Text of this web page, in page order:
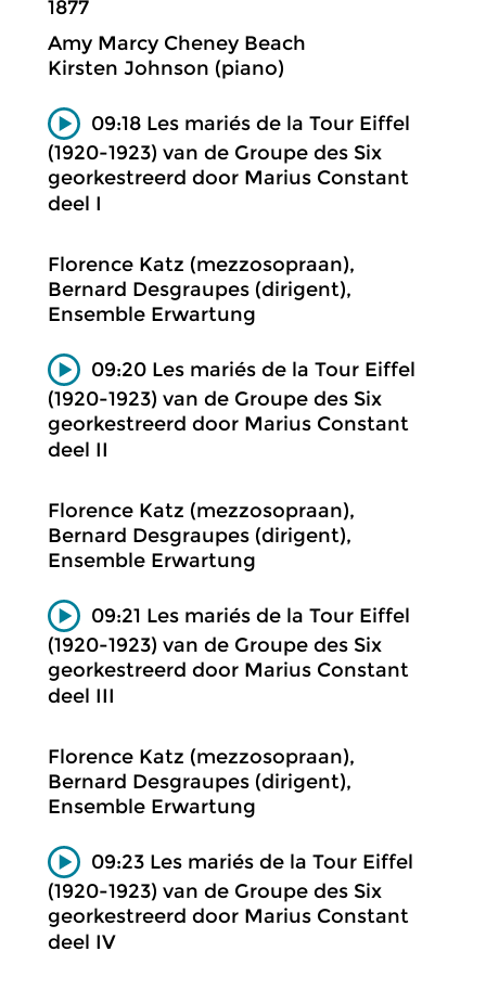
1877
Amy Marcy Cheney Beach
Kirsten Johnson (piano)
09:18 Les mariés de la Tour Eiffel
(1920-1923) van de Groupe des Six
georkestreerd door Marius Constant
deel I
Florence Katz (mezzosopraan),
Bernard Desgraupes (dirigent),
Ensemble Erwartung
09:20 Les mariés de la Tour Eiffel
(1920-1923) van de Groupe des Six
georkestreerd door Marius Constant
deel II
Florence Katz (mezzosopraan),
Bernard Desgraupes (dirigent),
Ensemble Erwartung
09:21 Les mariés de la Tour Eiffel
(1920-1923) van de Groupe des Six
georkestreerd door Marius Constant
deel III
Florence Katz (mezzosopraan),
Bernard Desgraupes (dirigent),
Ensemble Erwartung
09:23 Les mariés de la Tour Eiffel
(1920-1923) van de Groupe des Six
georkestreerd door Marius Constant
deel IV